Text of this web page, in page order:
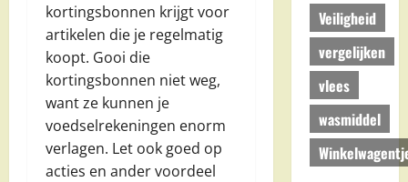
kortingsbonnen krijgt voor
artikelen die je regelmatig
koopt. Gooi die
kortingsbonnen niet weg,
want ze kunnen je
voedselrekeningen enorm
verlagen. Let ook goed op
acties en ander voordeel
Veiligheid
vergelijken
vlees
wasmiddel